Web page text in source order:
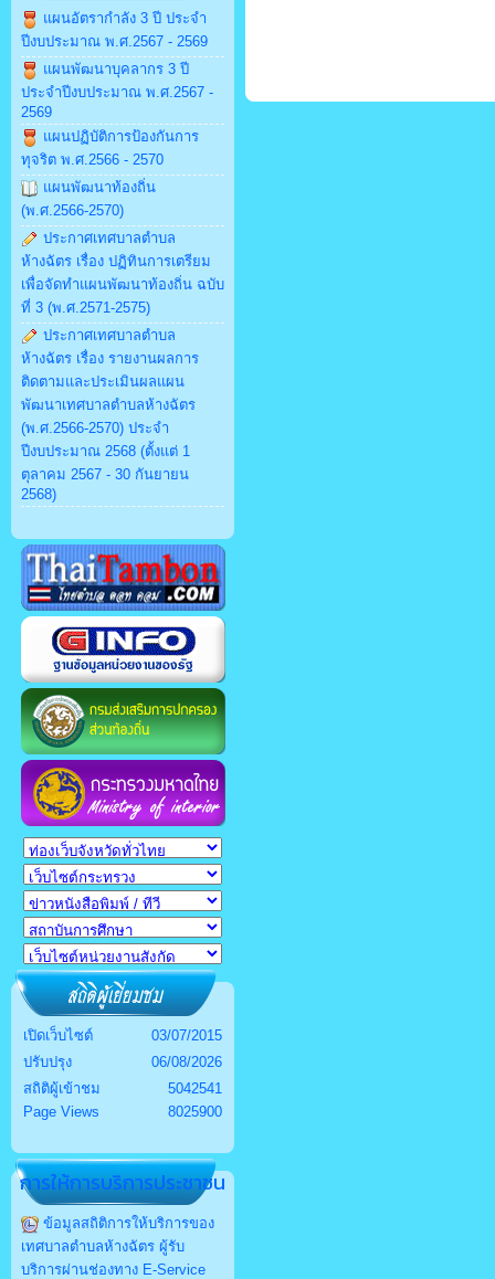
แผนอัตรากำลัง 3 ปี ประจำ
ปีงบประมาณ พ.ศ.2567 - 2569
แผนพัฒนาบุคลากร 3 ปี
ประจำปีงบประมาณ พ.ศ.2567 -
2569
แผนปฏิบัติการป้องกันการ
ทุจริต พ.ศ.2566 - 2570
แผนพัฒนาท้องถิ่น
(พ.ศ.2566-2570)
ประกาศเทศบาลตำบล
ห้างฉัตร เรื่อง ปฏิทินการเตรียม
เพื่อจัดทำแผนพัฒนาท้องถิ่น ฉบับ
ที่ 3 (พ.ศ.2571-2575)
ประกาศเทศบาลตำบล
ห้างฉัตร เรื่อง รายงานผลการ
ติดตามและประเมินผลแผน
พัฒนาเทศบาลตำบลห้างฉัตร
(พ.ศ.2566-2570) ประจำ
ปีงบประมาณ 2568 (ตั้งแต่ 1
ตุลาคม 2567 - 30 กันยายน
2568)
เปิดเว็บไซต์
03/07/2015
ปรับปรุง
06/08/2026
สถิติผู้เข้าชม
5042541
Page Views
8025900
การให้การบริการประชาชน
ข้อมูลสถิติการให้บริการของ
เทศบาลตำบลห้างฉัตร ผู้รับ
บริการผ่านช่องทาง E-Service